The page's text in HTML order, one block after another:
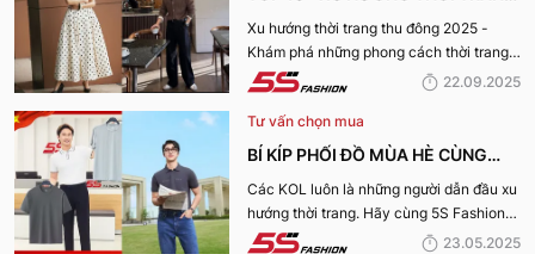
THU ĐÔNG 2025 TRENDY, GÂY
BÃO
Xu hướng thời trang thu đông 2025 -
Khám phá những phong cách thời trang
“làm mưa làm gió” từ sàn runway đến
22.09.2025
Tư vấn chọn mua
BÍ KÍP PHỐI ĐỒ MÙA HÈ CÙNG
KOL 5S FASHION: STYLE THU HÚT
CHO MỌI CHÀNG TRAI
Các KOL luôn là những người dẫn đầu xu
hướng thời trang. Hãy cùng 5S Fashion
điểm qua những bí kíp phối đồ mùa hè
23.05.2025